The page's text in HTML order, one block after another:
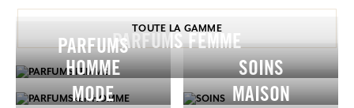
TOUTE LA GAMME
PARFUMS FEMME
PARFUMS
HOMME
SOINS
MODE
MAISON